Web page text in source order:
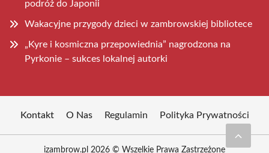
podróż do Japonii
Wakacyjne przygody dzieci w zambrowskiej bibliotece
„Kyre i kosmiczna przepowiednia” nagrodzona na
Pyrkonie – sukces lokalnej autorki
Kontakt O Nas Regulamin Polityka Prywatności
izambrow.pl 2026 © Wszelkie Prawa Zastrzeżone